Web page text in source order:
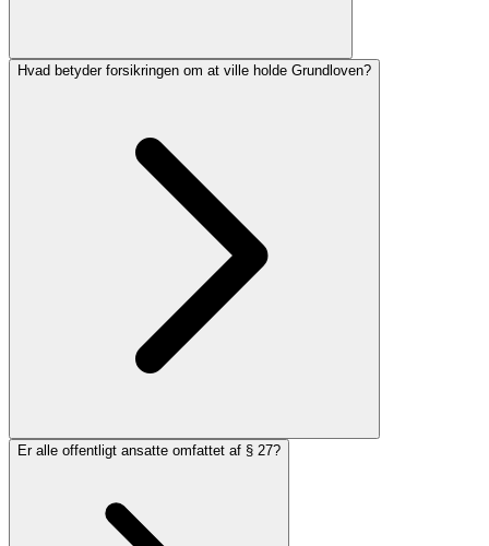
Hvad betyder forsikringen om at ville holde Grundloven?
Er alle offentligt ansatte omfattet af § 27?